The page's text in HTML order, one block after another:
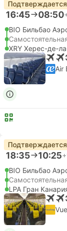
16:45 08:50
BIO Бильбао
XRY Херес-де-
Air
18:35 10:25
BIO Бильбао
LPA Гран